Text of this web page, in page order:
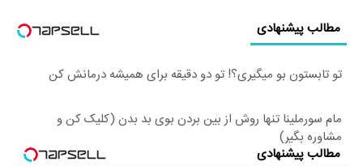
مطالب پیشنهادی
تو تابستون بو میگیری؟! تو دو دقیقه برای همیشه درمانش کن
مام سورملینا تنها روش از بین بردن بوی بد بدن (کلیک کن و
مشاوره بگیر)
مطالب پیشنهادی